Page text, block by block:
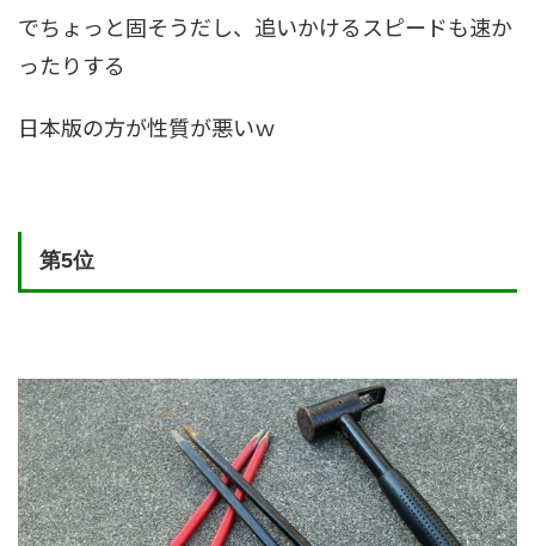
でちょっと固そうだし、追いかけるスピードも速か
ったりする
日本版の方が性質が悪いｗ
第5位